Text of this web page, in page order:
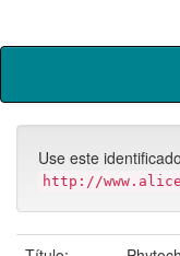
Skip
Use este
http://